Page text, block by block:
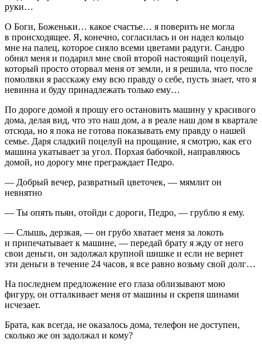
руки…
О Боги, Боженьки… какое счастье… я поверить не могла
в происходящее. Я, конечно, согласилась и он надел кольцо
мне на палец, которое сияло всеми цветами радуги. Сандро
обнял меня и подарил мне свой второй настоящий поцелуй,
который просто оторвал меня от земли, и я решила, что после
помолвки я расскажу ему всю правду о себе, пусть знает, что я
невинна и буду принадлежать только ему…
По дороге домой я прошу его остановить машину у красивого
дома, делая вид, что это наш дом, а в реале наш дом в квартале
отсюда, но я пока не готова показывать ему правду о нашей
семье. Даря сладкий поцелуй на прощание, я смотрю, как его
машина укатывает за угол. Порхая бабочкой, направляюсь
домой, но дорогу мне преграждает Педро.
— Добрый вечер, развратный цветочек, — мямлит он
невнятно
— Ты опять пьян, отойди с дороги, Педро, — грублю я ему.
— Слышь, дерзкая, — он грубо хватает меня за локоть
и припечатывает к машине, — передай брату я жду от него
свои деньги, он задолжал крупной шишке и если не вернет
эти деньги в течение 24 часов, я все равно возьму свой долг…
На последнем предложение его глаза облизывают мою
фигуру, он отталкивает меня от машины и скрепя шинами
исчезает.
Брата, как всегда, не оказалось дома, телефон не доступен,
сколько же он задолжал и кому?